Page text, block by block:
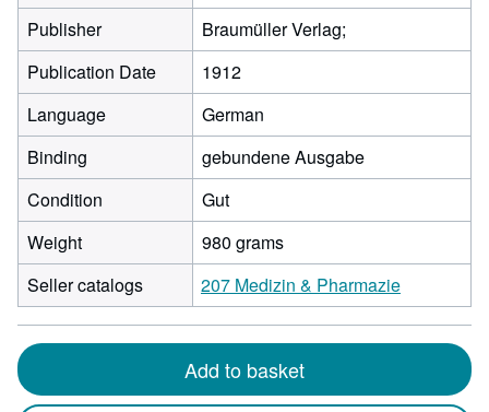
Publisher
Braumüller Verlag;
Publication Date
1912
Language
German
Binding
gebundene Ausgabe
Condition
Gut
Weight
980 grams
Seller catalogs
207 Medizin & Pharmazie
Add to basket